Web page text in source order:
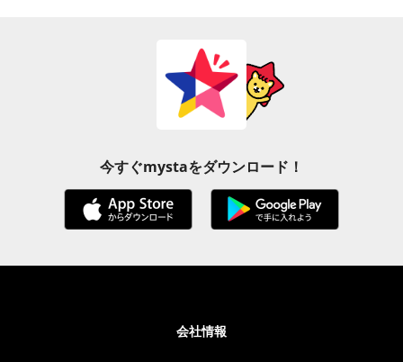
今すぐmystaをダウンロード！
会社情報